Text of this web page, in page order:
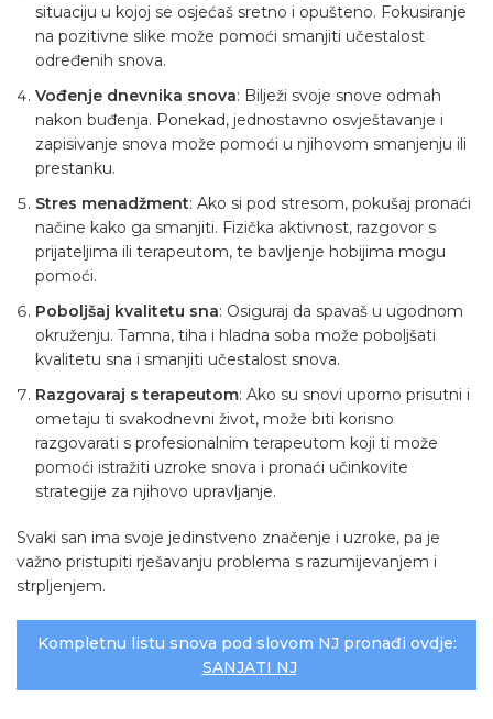
situaciju u kojoj se osjećaš sretno i opušteno. Fokusiranje
na pozitivne slike može pomoći smanjiti učestalost
određenih snova.
Vođenje dnevnika snova: Bilježi svoje snove odmah
nakon buđenja. Ponekad, jednostavno osvještavanje i
zapisivanje snova može pomoći u njihovom smanjenju ili
prestanku.
Stres menadžment: Ako si pod stresom, pokušaj pronaći
načine kako ga smanjiti. Fizička aktivnost, razgovor s
prijateljima ili terapeutom, te bavljenje hobijima mogu
pomoći.
Poboljšaj kvalitetu sna: Osiguraj da spavaš u ugodnom
okruženju. Tamna, tiha i hladna soba može poboljšati
kvalitetu sna i smanjiti učestalost snova.
Razgovaraj s terapeutom: Ako su snovi uporno prisutni i
ometaju ti svakodnevni život, može biti korisno
razgovarati s profesionalnim terapeutom koji ti može
pomoći istražiti uzroke snova i pronaći učinkovite
strategije za njihovo upravljanje.
Svaki san ima svoje jedinstveno značenje i uzroke, pa je
važno pristupiti rješavanju problema s razumijevanjem i
strpljenjem.
Kompletnu listu snova pod slovom NJ pronađi ovdje:
SANJATI NJ